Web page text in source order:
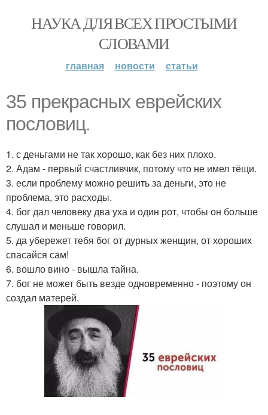
НАУКА ДЛЯ ВСЕХ ПРОСТЫМИ
СЛОВАМИ
главная новости статьи
35 прекрасных еврейских
пословиц.
1. с деньгами не так хорошо, как без них плохо.
2. Адам - первый счастливчик, потому что не имел тёщи.
3. если проблему можно решить за деньги, это не
проблема, это расходы.
4. бог дал человеку два уха и один рот, чтобы он больше
слушал и меньше говорил.
5. да убережет тебя бог от дурных женщин, от хороших
спасайся сам!
6. вошло вино - вышла тайна.
7. бог не может быть везде одновременно - поэтому он
создал матерей.